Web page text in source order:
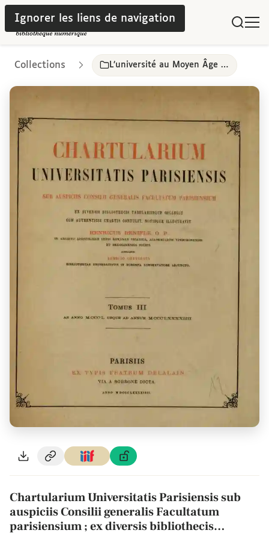
Ignorer les liens de navigation
Collections L’université au Moyen Âge et à l’époque moderne
Chartularium Universitatis Parisiensis sub
auspiciis Consilii generalis Facultatum
parisiensium ; ex diversis bibliothecis